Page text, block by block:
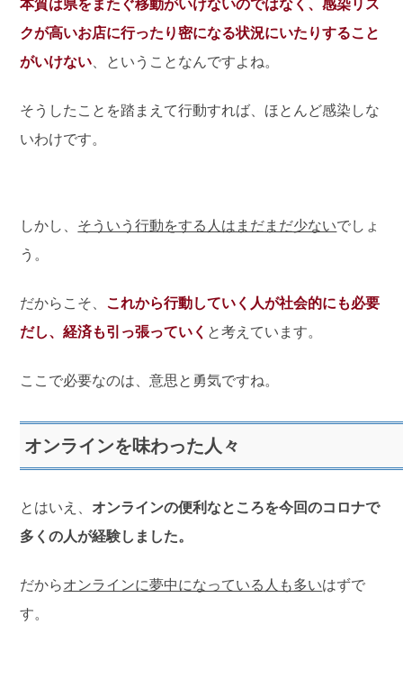
クが高いお店に行ったり密になる状況にいたりすること
がいけない 、ということなんですよね。
そうしたことを踏まえて行動すれば、ほとんど感染しな
いわけです。
しかし、 そういう行動をする人はまだまだ少ないでしょ
う。
だからこそ、 これから行動していく人が社会的にも必要
だし、経済も引っ張っていく と考えています。
ここで必要なのは、意思と勇気ですね。
オンラインを味わった人々
とはいえ、 オンラインの便利なところを今回のコロナで
多くの人が経験しました。
だからオンラインに夢中になっている人も多いはずで
す。